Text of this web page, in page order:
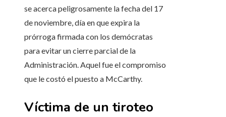
se acerca peligrosamente la fecha del 17
de noviembre, día en que expira la
prórroga firmada con los demócratas
para evitar un cierre parcial de la
Administración. Aquel fue el compromiso
que le costó el puesto a McCarthy.
Víctima de un tiroteo